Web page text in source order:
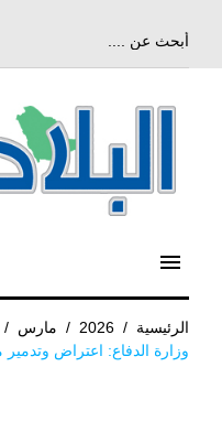
menu
الرئيسية /
2026
/ مارس /
وزارة الدفاع: اعتراض